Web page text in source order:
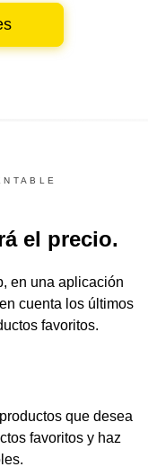
el precio.
en una aplicación
cuenta los últimos
favoritos.
que desea
favoritos y haz